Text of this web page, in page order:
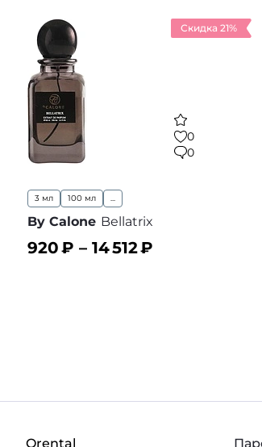
Скидка 21%
0
0
3 мл 100 мл ...
By Calone Bellatrix
920₽ – 14 512₽
Orental